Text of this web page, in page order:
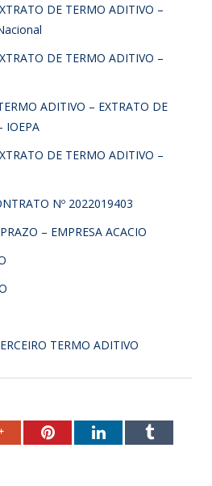
DE TERMO ADITIVO –
DE TERMO ADITIVO –
ADITIVO – EXTRATO DE
IOEPA
DE TERMO ADITIVO –
Nº 2022019403
– EMPRESA ACACIO
TERMO ADITIVO
Google+PinterestLinkedInTumblr